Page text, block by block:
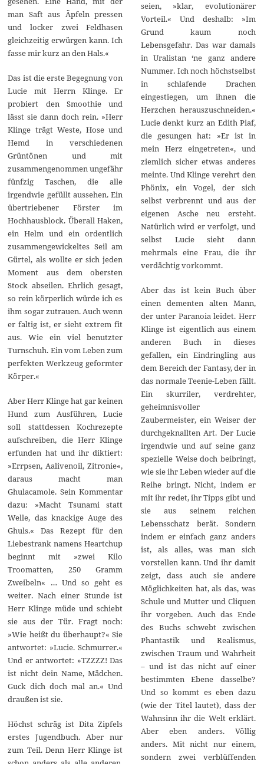
man Saft aus Äpfeln pressen
und locker zwei Feldhasen
gleichzeitig erwürgen kann. Ich
fasse mir kurz an den Hals.«
Das ist die erste Begegnung von
Lucie mit Herrn Klinge. Er
probiert den Smoothie und
lässt sie dann doch rein. »Herr
Klinge trägt Weste, Hose und
Hemd in verschiedenen
Grüntönen und mit
zusammengenommen ungefähr
fünfzig Taschen, die alle
irgendwie gefüllt aussehen. Ein
übertriebener Förster im
Hochhausblock. Überall Haken,
ein Helm und ein ordentlich
zusammengewickeltes Seil am
Gürtel, als wollte er sich jeden
Moment aus dem obersten
Stock abseilen. Ehrlich gesagt,
so rein körperlich würde ich es
ihm sogar zutrauen. Auch wenn
er faltig ist, er sieht extrem fit
aus. Wie ein viel benutzter
Turnschuh. Ein vom Leben zum
perfekten Werkzeug geformter
Körper.«
Aber Herr Klinge hat gar keinen
Hund zum Ausführen, Lucie
soll stattdessen Kochrezepte
aufschreiben, die Herr Klinge
erfunden hat und ihr diktiert:
»Errpsen, Aalivenoil, Zitronie«,
daraus macht man
Ghulacamole. Sein Kommentar
dazu: »Macht Tsunami statt
Welle, das knackige Auge des
Ghuls.« Das Rezept für den
Liebestrank namens Heartchup
beginnt mit »zwei Kilo
Troomatten, 250 Gramm
Zweibeln« … Und so geht es
weiter. Nach einer Stunde ist
Herr Klinge müde und schiebt
sie aus der Tür. Fragt noch:
»Wie heißt du überhaupt?« Sie
antwortet: »Lucie. Schmurrer.«
Und er antwortet: »TZZZZ! Das
ist nicht dein Name, Mädchen.
Guck dich doch mal an.« Und
draußen ist sie.
Höchst schräg ist Dita Zipfels
erstes Jugendbuch. Aber nur
zum Teil. Denn Herr Klinge ist
seien, »klar, evolutionärer
Vorteil.« Und deshalb: »Im
Grund kaum noch
Lebensgefahr. Das war damals
in Uralistan ‘ne ganz andere
Nummer. Ich noch höchstselbst
in schlafende Drachen
eingestiegen, um ihnen die
Herzchen herauszuschneiden.«
Lucie denkt kurz an Edith Piaf,
die gesungen hat: »Er ist in
mein Herz eingetreten«, und
ziemlich sicher etwas anderes
meinte. Und Klinge verehrt den
Phönix, ein Vogel, der sich
selbst verbrennt und aus der
eigenen Asche neu ersteht.
Natürlich wird er verfolgt, und
selbst Lucie sieht dann
mehrmals eine Frau, die ihr
verdächtig vorkommt.
Aber das ist kein Buch über
einen dementen alten Mann,
der unter Paranoia leidet. Herr
Klinge ist eigentlich aus einem
anderen Buch in dieses
gefallen, ein Eindringling aus
dem Bereich der Fantasy, der in
das normale Teenie-Leben fällt.
Ein skurriler, verdrehter,
geheimnisvoller
Zaubermeister, ein Weiser der
durchgeknallten Art. Der Lucie
irgendwie und auf seine ganz
spezielle Weise doch beibringt,
wie sie ihr Leben wieder auf die
Reihe bringt. Nicht, indem er
mit ihr redet, ihr Tipps gibt und
sie aus seinem reichen
Lebensschatz berät. Sondern
indem er einfach ganz anders
ist, als alles, was man sich
vorstellen kann. Und ihr damit
zeigt, dass auch sie andere
Möglichkeiten hat, als das, was
Schule und Mutter und Cliquen
ihr vorgeben. Auch das Ende
des Buchs schwebt zwischen
Phantastik und Realismus,
zwischen Traum und Wahrheit
– und ist das nicht auf einer
bestimmten Ebene dasselbe?
Und so kommt es eben dazu
(wie der Titel lautet), dass der
Wahnsinn ihr die Welt erklärt.
Aber eben anders. Völlig
anders. Mit nicht nur einem,
sondern zwei verblüffenden